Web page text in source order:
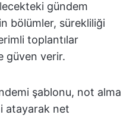
gündem
bölümler, sürekliliği
toplantılar
güven verir.
şablonu, not alma
atayarak net